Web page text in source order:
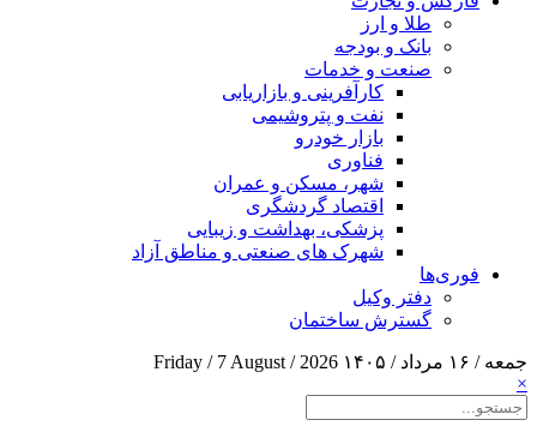
طلا و ارز
بانک و بودجه
صنعت و خدمات
کارآفرینی و بازاریابی
نفت و پتروشیمی
بازار خودرو
فناوری
شهر، مسکن و عمران
اقتصاد گردشگری
پزشکی، بهداشت و زیبایی
شهرک های صنعتی و مناطق آزاد
فوری‌ها
دفتر وکیل
گسترش ساختمان
جمعه / ۱۶ مرداد / ۱۴۰۵
Friday / 7 August / 2026
×